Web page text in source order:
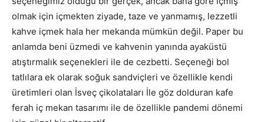
olmak için içmekten ziyade, taze ve yanmamış, lezzetli
kahve içmek hala her mekanda mümkün değil. Paper bu
anlamda beni üzmedi ve kahvenin yanında ayaküstü
atıştırmalık seçenekleri ile de cezbetti. Seçeneği bol
tatlılara ek olarak soğuk sandviçleri ve özellikle kendi
üretimleri olan İsveç çikolataları İle göz dolduran kafe
ferah iç mekan tasarımı ile de özellikle pandemi dönemi